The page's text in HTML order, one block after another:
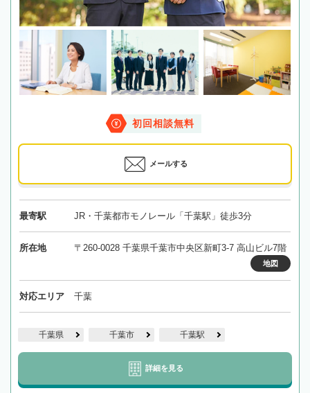
初回相談無料
メールする
最寄駅 JR・千葉都市モノレール「千葉駅」徒歩3分
所在地 〒260-0028 千葉県千葉市中央区新町3-7 高山ビル7階
地図
対応エリア 千葉
千葉県 千葉市 千葉駅
詳細を見る